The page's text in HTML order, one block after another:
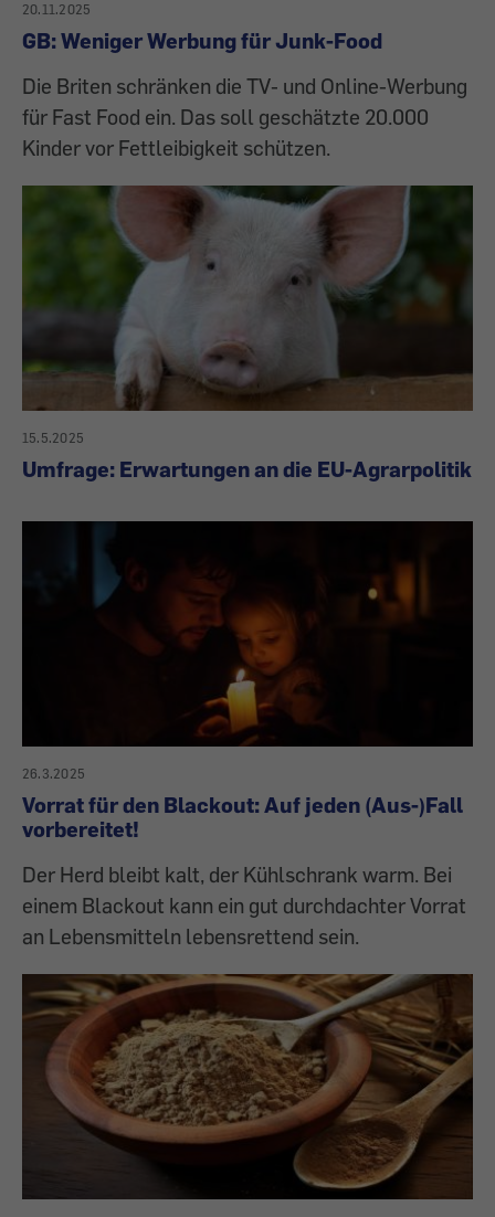
20.11.2025
GB: Weniger Werbung für Junk-Food
Die Briten schränken die TV- und Online-Werbung
für Fast Food ein. Das soll geschätzte 20.000
Kinder vor Fettleibigkeit schützen.
15.5.2025
Umfrage: Erwartungen an die EU-Agrarpolitik
26.3.2025
Vorrat für den Blackout: Auf jeden (Aus-)Fall
vorbereitet!
Der Herd bleibt kalt, der Kühlschrank warm. Bei
einem Blackout kann ein gut durchdachter Vorrat
an Lebensmitteln lebensrettend sein.